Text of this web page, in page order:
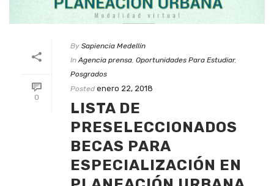
0
By Sapiencia Medellín
In Agencia prensa, Oportunidades Para Estudiar,
Posgrados
Posted enero 22, 2018
LISTA DE
PRESELECCIONADOS
BECAS PARA
ESPECIALIZACIÓN EN